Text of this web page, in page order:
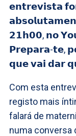
𝗲𝗻𝘁𝗿𝗲𝘃𝗶𝘀𝘁𝗮
𝟮𝟭𝗵𝟬𝟬, 𝗻𝗼
𝗣𝗿𝗲𝗽𝗮𝗿𝗮-𝘁𝗲,
𝗾𝘂𝗲 𝘃𝗮𝗶 𝗱𝗮𝗿
Com esta
registo mais
falará de
numa conversa